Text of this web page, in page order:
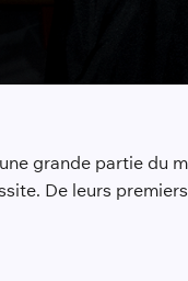
grande partie du
De leurs